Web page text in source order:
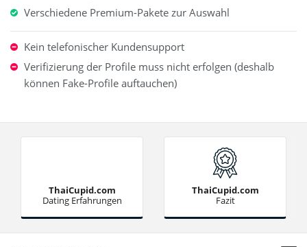
Verschiedene Premium-Pakete zur Auswahl
Kein telefonischer Kundensupport
Verifizierung der Profile muss nicht erfolgen (deshalb
können Fake-Profile auftauchen)
ThaiCupid.com
Dating Erfahrungen
ThaiCupid.com
Fazit